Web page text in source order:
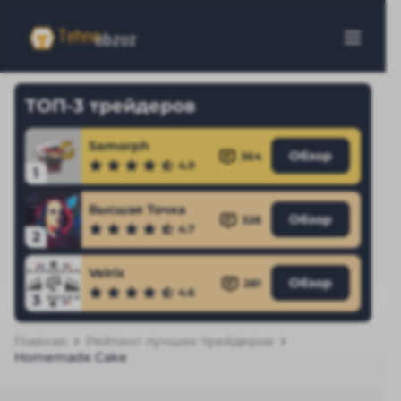
ТОП-3 трейдеров
1
Samorph
4.9
364 Обзор
2
Высшая Точка
4.7
328 Обзор
3
Velrix
4.6
281 Обзор
Главная
Рейтинг лучших трейдеров
Homemade Cake